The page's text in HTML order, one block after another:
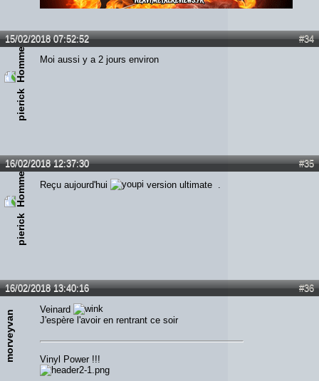
#34
15/02/2018 07:52:52
pierick
Moi aussi y a 2 jours environ
#35
16/02/2018 12:37:30
pierick
Reçu aujourd'hui version ultimate .
#36
16/02/2018 13:40:16
morveyvan
Veinard
J'espère l'avoir en rentrant ce soir
Vinyl Power !!!